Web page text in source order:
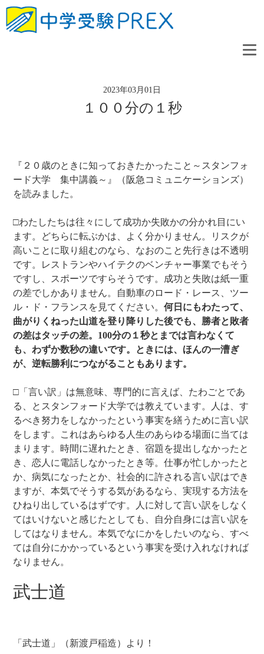
2023年03月01日
１００分の１秒
『２０歳のときに知っておきたかったこと～スタンフォ
ード大学 集中講義～』（阪急コミュニケーションズ）
を読みました。
□わたしたちは往々にして成功か失敗かの分かれ目にい
ます。どちらに転ぶかは、よく分かりません。リスクが
高いことに取り組むのなら、なおのこと先行きは不透明
です。レストランやハイテクのベンチャー事業でもそう
ですし、スポーツですらそうです。成功と失敗は紙一重
の差でしかありません。自動車のロード・レース、ツー
ル・ド・フランスを見てください。何日にもわたって、
曲がりくねった山道を登り降りした後でも、勝者と敗者
の差はタッチの差。100分の１秒とまでは言わなくて
も、わずか数秒の違いです。ときには、ほんの一漕ぎ
が、逆転勝利につながることもあります。
□「言い訳」は無意味、専門的に言えば、たわごとであ
る、とスタンフォード大学では教えています。人は、す
るべき努力をしなかったという事実を繕うために言い訳
をします。これはあらゆる人生のあらゆる場面に当ては
まります。時間に遅れたとき、宿題を提出しなかったと
き、恋人に電話しなかったとき等。仕事が忙しかったと
か、病気になったとか、社会的に許される言い訳はでき
ますが、本気でそうする気があるなら、実現する方法を
ひねり出しているはずです。人に対して言い訳をしなく
てはいけないと感じたとしても、自分自身には言い訳を
してはなりません。本気でなにかをしたいのなら、すべ
ては自分にかかっているという事実を受け入れなければ
なりません。
武士道
「武士道」（新渡戸稲造）より！